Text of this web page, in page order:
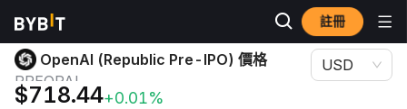
註冊
加密貨幣價格 OpenAI (Republic Pre-IPO) 價格 PREOPAI
OpenAI (Republic Pre-IPO) 價格
PREOPAI
$718.44+0.01%
USD